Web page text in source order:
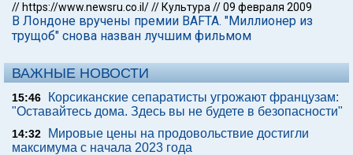
// https://www.newsru.co.il/// Культура //09 февраля 2009
В Лондоне вручены премии BAFTA. "Миллионер из
трущоб" снова назван лучшим фильмом
ВАЖНЫЕ НОВОСТИ
15:46
Корсиканские сепаратисты угрожают французам:
"Оставайтесь дома. Здесь вы не будете в безопасности"
14:32
Мировые цены на продовольствие достигли
максимума с начала 2023 года